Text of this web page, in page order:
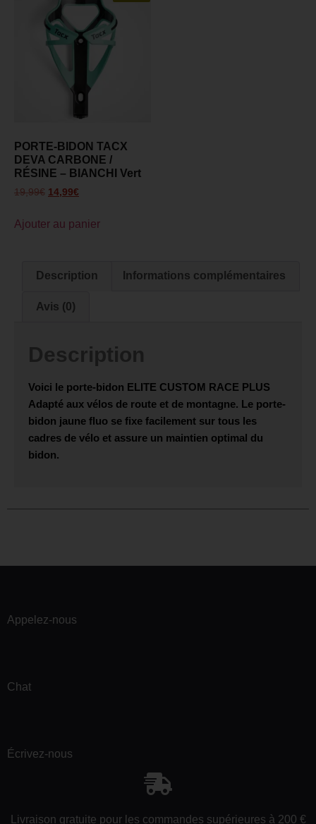
PORTE-BIDON TACX
DEVA CARBONE /
RÉSINE – BIANCHI Vert
19,99€ 14,99€
Ajouter au panier
Description Informations complémentaires
Avis (0)
Description
Voici le porte-bidon ELITE CUSTOM RACE PLUS
Adapté aux vélos de route et de montagne. Le porte-
bidon jaune fluo se fixe facilement sur tous les
cadres de vélo et assure un maintien optimal du
bidon.
Appelez-nous
Chat
Écrivez-nous
Livraison gratuite pour les commandes supérieures à 200 €